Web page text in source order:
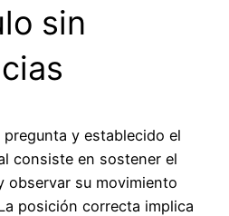
sin
y establecido el
consiste en sostener el
observar su movimiento
posición correcta implica